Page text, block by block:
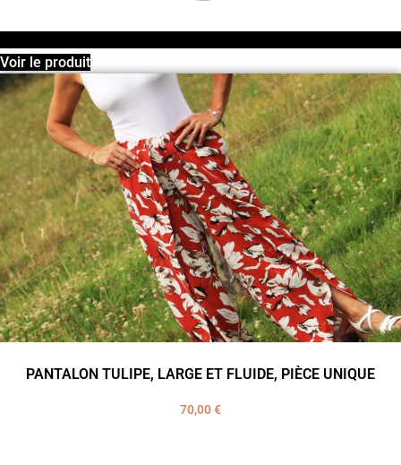
Voir le produit
PANTALON TULIPE, LARGE ET FLUIDE, PIÈCE UNIQUE
70,00€